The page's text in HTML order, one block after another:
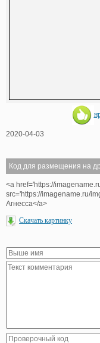
2020-04-03
Код для размещения на
<a href='https://
src='https://imagename.ru/
Агнесса</a>
Скачать картинку